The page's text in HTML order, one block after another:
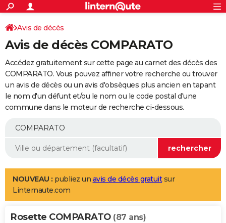
ACTUALITÉS
Politique
Société
Faits Divers
Education
Monde
Villes
+
SPORT
Coupe du monde 2026
Football
Tennis
Cyclisme
Rugby
Forum
Programme TV
TNT
Streaming
Cinéma
Sorties cinéma
Musique
+
FINANCE
Impôts
Immobilier
Risques naturels par ville
Banque
Assurance
Crédit
AUTO
Essais
Réserver un essai
Citadines
Berlines
SUV
Forum auto
+
Mobiles
Meilleur smartphone
Internet
Ordinateurs
Jeux vidéo
Guide high-tech
Aménagement intérieur
LIFESTYLE
Art de vivre
Bien-être
Loisirs
Mode
Modes de vie
Alimentation
Guide de la santé
Maladies
Médicaments
Sommeil
VOYAGE
Avis de décès
Avis de décès COMPARATO
Accédez gratuitement sur cette page au carnet des décès des
COMPARATO. Vous pouvez affiner votre recherche ou trouver
un avis de décès ou un avis d'obsèques plus ancien en tapant
le nom d'un défunt et/ou le nom ou le code postal d'une
commune dans le moteur de recherche ci-dessous.
NOUVEAU : publiez un avis de décès gratuitsur
Linternaute.com
Rosette COMPARATO (87 ans)